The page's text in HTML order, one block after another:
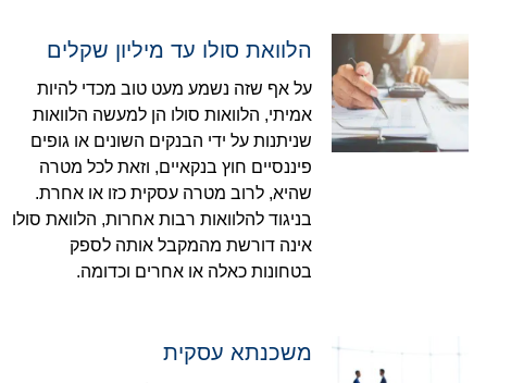
הלוואת סולו עד מיליון שקלים
על אף שזה נשמע מעט טוב מכדי להיות
אמיתי, הלוואות סולו הן למעשה הלוואות
שניתנות על ידי הבנקים השונים או גופים
פיננסיים חוץ בנקאיים, וזאת לכל מטרה
שהיא, לרוב מטרה עסקית כזו או אחרת.
בניגוד להלוואות רבות אחרות, הלוואת סולו
אינה דורשת מהמקבל אותה לספק
בטחונות כאלה או אחרים וכדומה.
משכנתא עסקית